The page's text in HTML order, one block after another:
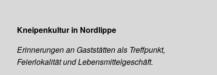
Kneipenkultur in Nordlippe
Erinnerungen an Gaststätten als Treffpunkt,
Feierlokalität und Lebensmittelgeschäft.